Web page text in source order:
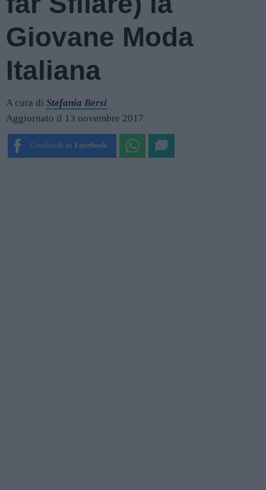
Giovane Moda
Italiana
A cura di Stefania Bersi
Aggiornato il 13 novembre 2017
Condividi su Facebook